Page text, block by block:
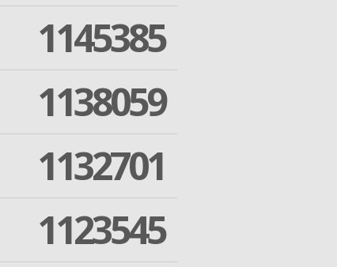
1145385
1138059
1132701
1123545